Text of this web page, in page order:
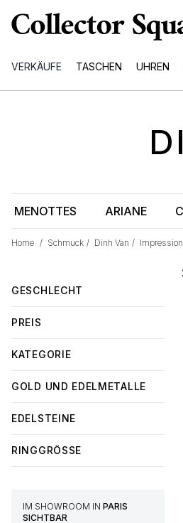
VERKÄUFE TASCHEN UHREN
Home / Schmuck / Dinh Van /
MENOTTES ARIANE
GESCHLECHT
PREIS
KATEGORIE
GOLD UND EDELMETALLE
EDELSTEINE
RINGGRÖSSE
IM SHOWROOM IN PARIS
SICHTBAR